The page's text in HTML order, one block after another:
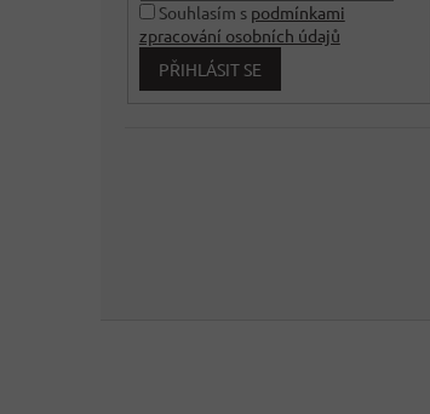
Souhlasím s podmínkami
zpracování osobních údajů
PŘIHLÁSIT SE